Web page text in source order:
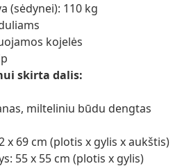
(sėdynei): 110 kg
kojelės
skirta dalis:
milteliniu būdu dengtas
x 69 cm (plotis x gylis x aukštis)
55 x 55 cm (plotis x gylis)